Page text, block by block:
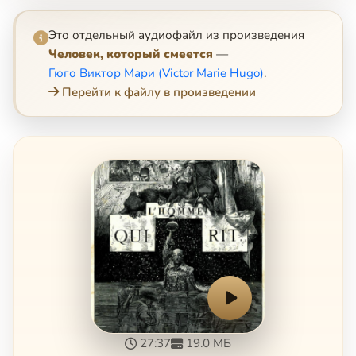
Это отдельный аудиофайл из произведения
Человек, который смеется —
Гюго Виктор Мари (Victor Marie Hugo).
Перейти к файлу в произведении
27:37 19.0 МБ